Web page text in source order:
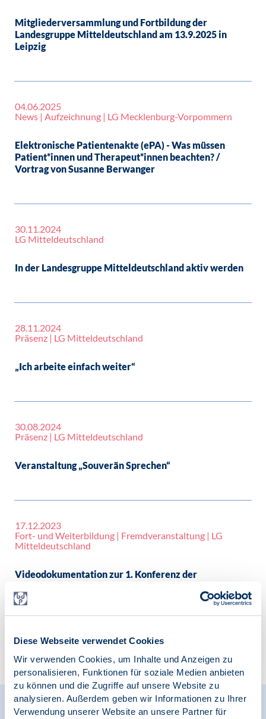
Diese Webseite verwendet Cookies
Wir verwenden Cookies, um Inhalte und Anzeigen zu
personalisieren, Funktionen für soziale Medien anbieten
zu können und die Zugriffe auf unsere Website zu
analysieren. Außerdem geben wir Informationen zu Ihrer
Verwendung unserer Website an unsere Partner für
Mitgliederversammlung und Fortbildung der
Landesgruppe Mitteldeutschland am 13.9.2025 in
Leipzig
04.06.2025
News | Aufzeichnung | LG Mecklenburg-Vorpommern
Elektronische Patientenakte (ePA) - Was müssen
Patient*innen und Therapeut*innen beachten? /
Vortrag von Susanne Berwanger
30.11.2024
LG Mitteldeutschland
In der Landesgruppe Mitteldeutschland aktiv werden
28.11.2024
Präsenz | LG Mitteldeutschland
„Ich arbeite einfach weiter“
30.08.2024
Präsenz | LG Mitteldeutschland
Veranstaltung „Souverän Sprechen“
17.12.2023
Fort- und Weiterbildung | Fremdveranstaltung | LG
Mitteldeutschland
Videodokumentation zur 1. Konferenz der
Neuigkeiten aus dem